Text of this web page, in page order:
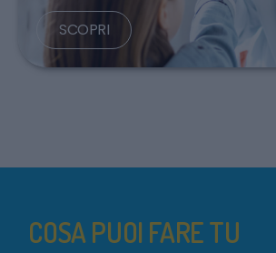
SCOPRI
COSA PUOI FARE TU